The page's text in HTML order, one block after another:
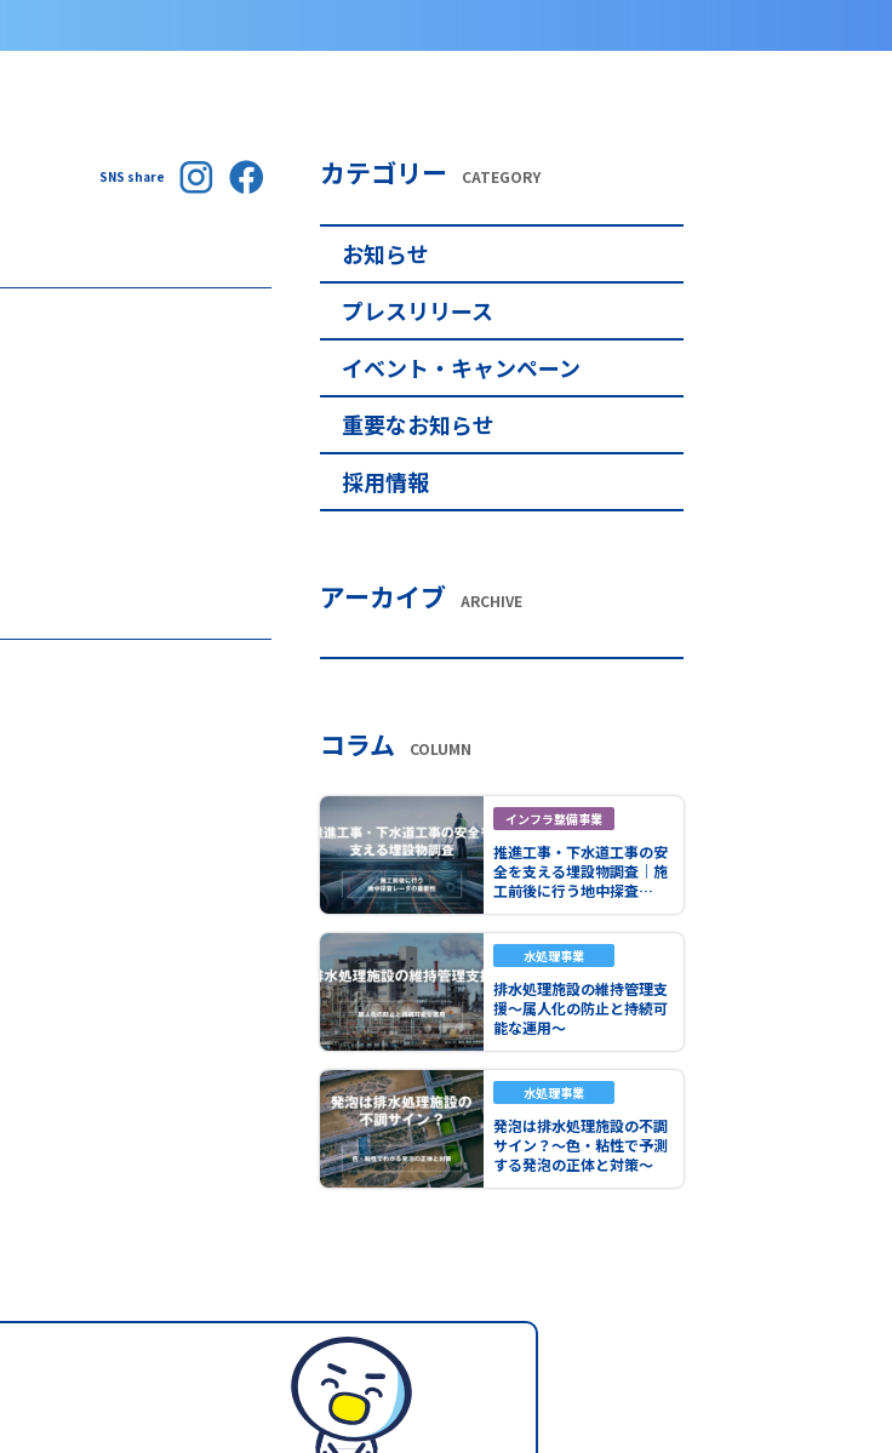
SNS share カテゴリー CATEGORY
お知らせ
プレスリリース
イベント・キャンペーン
重要なお知らせ
採用情報
アーカイブ ARCHIVE
コラム COLUMN
インフラ整備事業
推進工事・下水道工事の安
全を支える埋設物調査｜施
工前後に行う地中探査…
水処理事業
排水処理施設の維持管理支
援～属人化の防止と持続可
能な運用～
水処理事業
発泡は排水処理施設の不調
サイン？～色・粘性で予測
する発泡の正体と対策～